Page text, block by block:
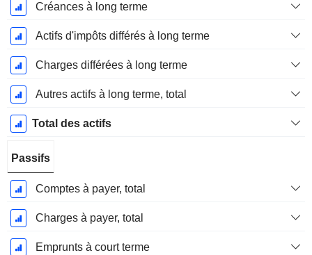
Créances à long terme
Actifs d'impôts différés à long terme
Charges différées à long terme
Autres actifs à long terme, total
Total des actifs
Passifs
Comptes à payer, total
Charges à payer, total
Emprunts à court terme